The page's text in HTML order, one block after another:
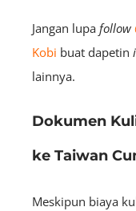
Jangan lupa follow
Kobi buat dapetin
lainnya.
Dokumen
ke Taiwan
Meskipun biaya